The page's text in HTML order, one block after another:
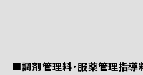
■調剤管理料・服薬管理指導